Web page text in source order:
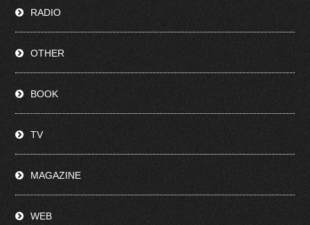
RADIO
OTHER
BOOK
TV
MAGAZINE
WEB